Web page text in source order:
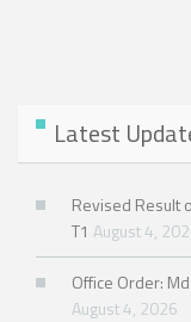
Latest
Revised Result
T1 August 4,
Office Order:
August 4, 2026